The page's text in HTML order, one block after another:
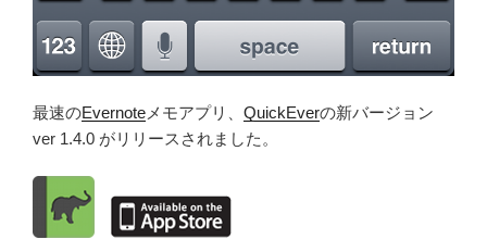
最速のEvernote メモアプリ、 QuickEverの新バージョン
ver 1.4.0 がリリースされました。